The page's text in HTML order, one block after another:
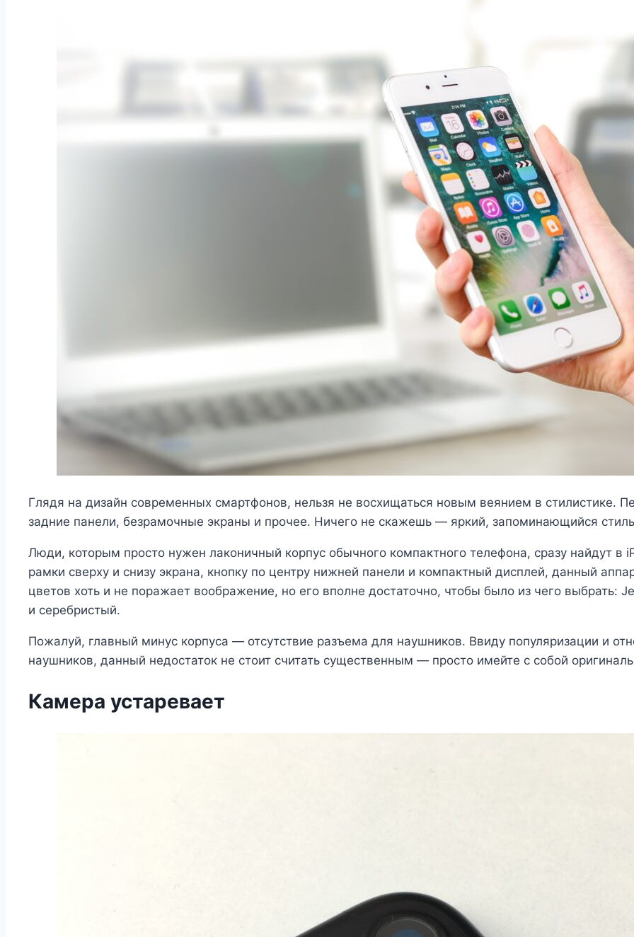
Глядя на дизайн современных смартфонов, нельзя не восхищаться новым веянием в стилистике.
задние панели, безрамочные экраны и прочее. Ничего не скажешь — яркий, запоминающийся
Люди, которым просто нужен лаконичный корпус обычного компактного телефона, сразу найдут в
рамки сверху и снизу экрана, кнопку по центру нижней панели и компактный дисплей, данный
цветов хоть и не поражает воображение, но его вполне достаточно, чтобы было из чего выбрать:
и серебристый.
Пожалуй, главный минус корпуса — отсутствие разъема для наушников. Ввиду популяризации и
наушников, данный недостаток не стоит считать существенным — просто имейте с собой
Камера устаревает